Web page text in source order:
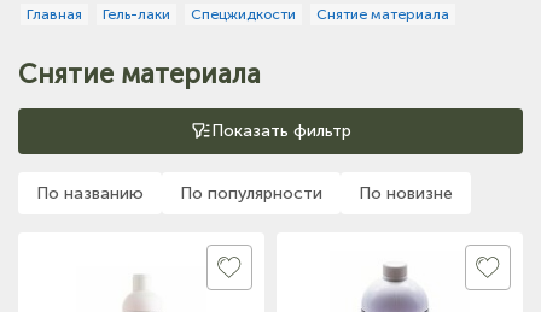
Главная Гель-лаки Спецжидкости Снятие материала
Снятие материала
Показать фильтр
По названию По популярности По новизне